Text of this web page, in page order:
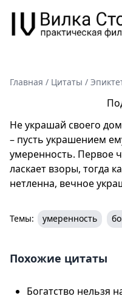
Главная / Цитаты /
Не украшай своего
– пусть украшением
умеренность. Первое
ласкает взоры, тогда
нетленна, вечное
Темы: умеренность
Похожие цитаты
Богатство нельзя